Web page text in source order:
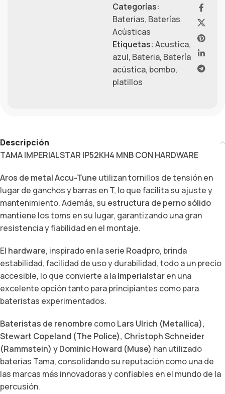
Categorías:
Baterías, Baterías
Acústicas
Etiquetas: Acustica,
azul, Bateria, Batería
acústica, bombo,
platillos
Descripción
TAMA IMPERIALSTAR IP52KH4 MNB CON HARDWARE
Aros de metal Accu-Tune utilizan tornillos de tensión en
lugar de ganchos y barras en T, lo que facilita su ajuste y
mantenimiento. Además, su estructura de perno sólido
mantiene los toms en su lugar, garantizando una gran
resistencia y fiabilidad en el montaje.
El hardware, inspirado en la serie Roadpro, brinda
estabilidad, facilidad de uso y durabilidad, todo a un precio
accesible, lo que convierte a laImperialstaren una
excelente opción tanto para principiantes como para
bateristas experimentados.
Bateristas de renombre comoLars Ulrich (Metallica),
Stewart Copeland (The Police), Christoph Schneider
(Rammstein) y Dominic Howard (Muse) han utilizado
baterías Tama, consolidando su reputación como una de
las marcas más innovadoras y confiables en el mundo de la
percusión.